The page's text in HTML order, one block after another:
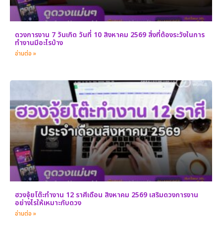
ดวงการงาน 7 วันเกิด วันที่ 10 สิงหาคม 2569 สิ่งที่ต้องระวังในการ
ทำงานมีอะไรบ้าง
อ่านต่อ »
ฮวงจุ้ยโต๊ะทำงาน 12 ราศีเดือน สิงหาคม 2569 เสริมดวงการงาน
อย่างไรให้เหมาะกับดวง
อ่านต่อ »